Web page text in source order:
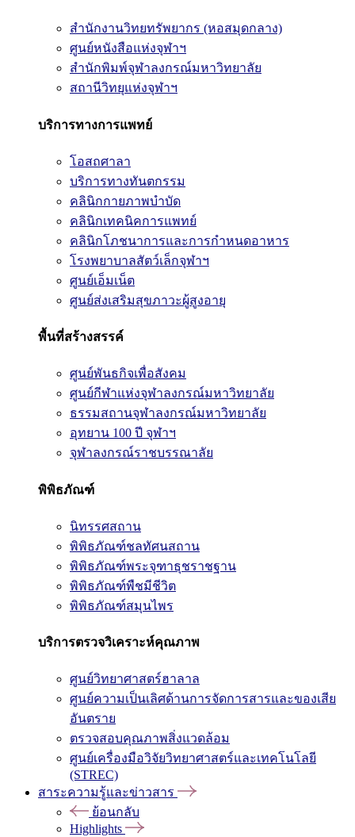
สำนักงานวิทยทรัพยากร (หอสมุดกลาง)
ศูนย์หนังสือแห่งจุฬาฯ
สำนักพิมพ์จุฬาลงกรณ์มหาวิทยาลัย
สถานีวิทยุแห่งจุฬาฯ
บริการทางการแพทย์
โอสถศาลา
บริการทางทันตกรรม
คลินิกกายภาพบำบัด
คลินิกเทคนิคการแพทย์
คลินิกโภชนาการและการกำหนดอาหาร
โรงพยาบาลสัตว์เล็กจุฬาฯ
ศูนย์เอ็มเน็ต
ศูนย์ส่งเสริมสุขภาวะผู้สูงอายุ
พื้นที่สร้างสรรค์
ศูนย์พันธกิจเพื่อสังคม
ศูนย์กีฬาแห่งจุฬาลงกรณ์มหาวิทยาลัย
ธรรมสถานจุฬาลงกรณ์มหาวิทยาลัย
อุทยาน 100 ปี จุฬาฯ
จุฬาลงกรณ์ราชบรรณาลัย
พิพิธภัณฑ์
นิทรรศสถาน
พิพิธภัณฑ์ชลทัศนสถาน
พิพิธภัณฑ์พระจุฑาธุชราชฐาน
พิพิธภัณฑ์พืชมีชีวิต
พิพิธภัณฑ์สมุนไพร
บริการตรวจวิเคราะห์คุณภาพ
ศูนย์วิทยาศาสตร์ฮาลาล
ศูนย์ความเป็นเลิศด้านการจัดการสารและของเสีย
อันตราย
ตรวจสอบคุณภาพสิ่งแวดล้อม
ศูนย์เครื่องมือวิจัยวิทยาศาสตร์และเทคโนโลยี
(STREC)
สาระความรู้และข่าวสาร
ย้อนกลับ
Highlights